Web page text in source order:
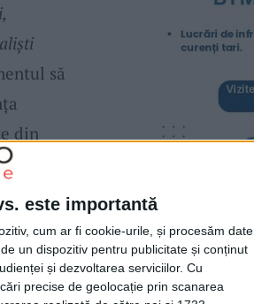
este importantă
cum ar fi cookie-urile, și procesăm date
un dispozitiv pentru publicitate și conținut
și dezvoltarea serviciilor. Cu
precise de geolocație prin scanarea
să
din
de